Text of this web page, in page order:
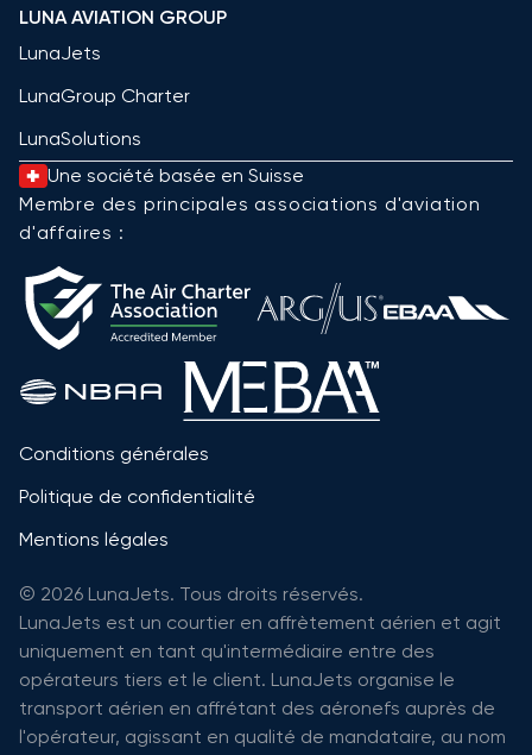
LUNA AVIATION GROUP
LunaJets
LunaGroup Charter
LunaSolutions
Une société basée en Suisse
Membre des principales associations d'aviation
d'affaires :
Conditions générales
Politique de confidentialité
Mentions légales
© 2026 LunaJets. Tous droits réservés.
LunaJets est un courtier en affrètement aérien et agit
uniquement en tant qu'intermédiaire entre des
opérateurs tiers et le client. LunaJets organise le
transport aérien en affrétant des aéronefs auprès de
l'opérateur, agissant en qualité de mandataire, au nom